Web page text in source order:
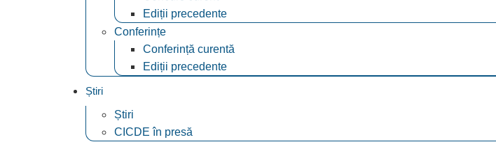
Ediții precedente
Conferințe
Conferință curentă
Ediții precedente
Știri
Știri
CICDE în presă